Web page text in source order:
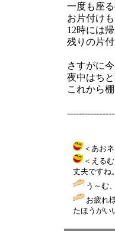
一度も座
お片付け
12時には
残りの片
さすがに
夜中はち
これから
＜あお
＜える
丈夫ですね
う～む
お疲れ
たほうがい